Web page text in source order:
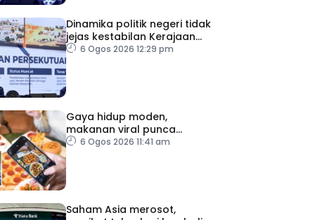
Dinamika politik negeri tidak
jejas kestabilan Kerajaan
Perpaduan Persekutuan –
6 Ogos 2026 12:29 pm
Gaya hidup moden,
makanan viral punca
kolesterol tinggi, penyakit
6 Ogos 2026 11:41 am
Saham Asia merosot,